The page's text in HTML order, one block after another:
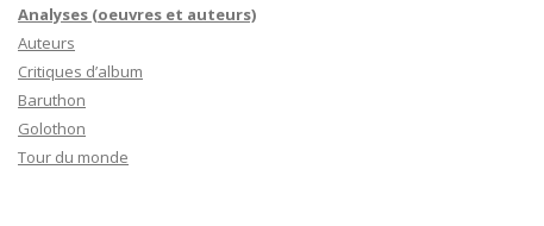
Analyses (oeuvres et auteurs)
Auteurs
Critiques d’album
Baruthon
Golothon
Tour du monde